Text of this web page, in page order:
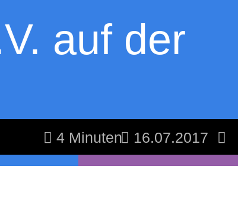
auf der
4 Minuten 16.07.2017